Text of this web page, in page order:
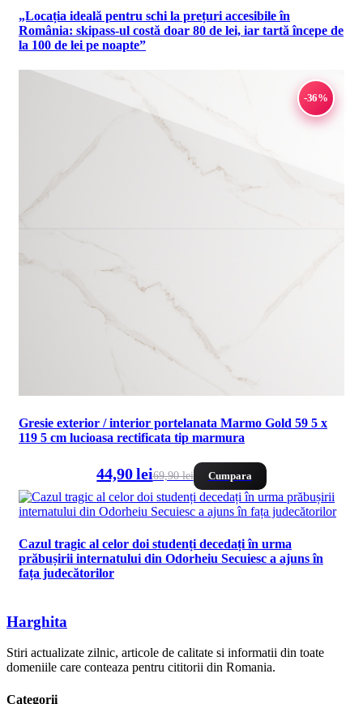
„Locația ideală pentru schi la prețuri accesibile în
România: skipass-ul costă doar 80 de lei, iar tartă începe de
la 100 de lei pe noapte”
-36%
Gresie exterior / interior portelanata Marmo Gold 59 5 x
119 5 cm lucioasa rectificata tip marmura
44,90 lei69,90 lei Cumpara
Cazul tragic al celor doi studenți decedați în urma
prăbușirii internatului din Odorheiu Secuiesc a ajuns în
fața judecătorilor
Harghita
Stiri actualizate zilnic, articole de calitate si informatii din toate
domeniile care conteaza pentru cititorii din Romania.
Categorii